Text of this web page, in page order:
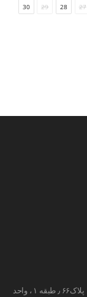
27
28
29
30
جهان کودک ، خیابان نلسون ماندلا(جردن) ، خیابان پدیدار ، پلاک۶۶ ٫ طبقه ۱ ، واحد